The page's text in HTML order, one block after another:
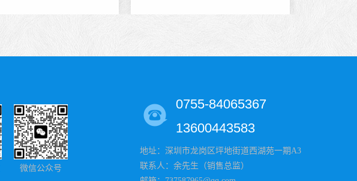
微信公众号
0755-84065367
13600443583
地址：深圳市龙岗区坪地街道西湖苑一期A3
联系人：余先生（销售总监）